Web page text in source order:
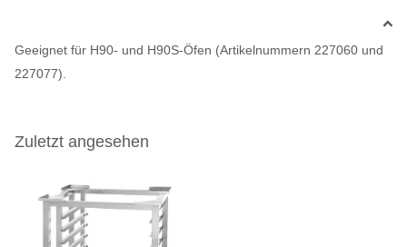
Geeignet für H90- und H90S-Öfen (Artikelnummern 227060 und
227077).
Zuletzt angesehen